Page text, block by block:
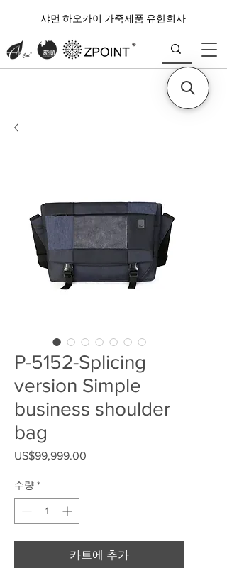
샤먼 하오카이 가죽제품 유한회사
P-5152-Splicing
version Simple
business shoulder
bag
US$99,999.00
수량 *
카트에 추가